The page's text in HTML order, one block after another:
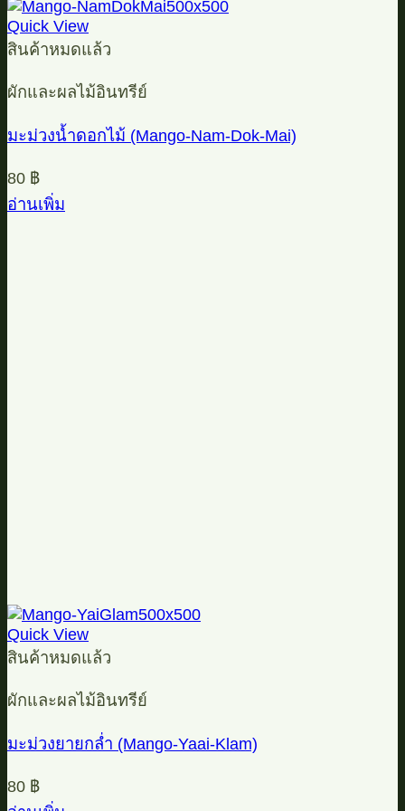
Quick View
สินค้าหมดแล้ว
ผักและผลไม้อินทรีย์
มะม่วงน้ำดอกไม้ (Mango-Nam-Dok-Mai)
80 ฿
อ่านเพิ่ม
Quick View
สินค้าหมดแล้ว
ผักและผลไม้อินทรีย์
มะม่วงยายกล่ำ (Mango-Yaai-Klam)
80 ฿